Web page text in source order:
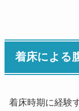
着床による
着床時期に経験